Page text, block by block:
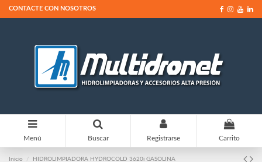
CONTACTE CON NOSOTROS
Menú Buscar Registrarse
0
Carrito
Inicio HIDROLIMPIADORA HYDROCOLD 3620i GASOLINA